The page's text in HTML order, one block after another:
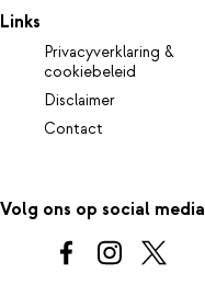
Links
Privacyverklaring &
cookiebeleid
Disclaimer
Contact
Volg ons op social media